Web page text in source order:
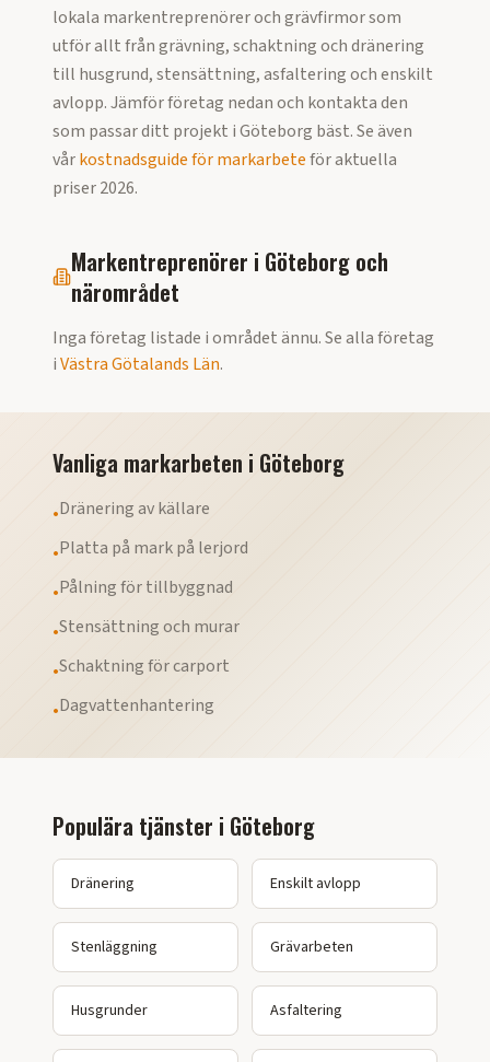
lokala markentreprenörer och grävfirmor som
utför allt från grävning, schaktning och dränering
till husgrund, stensättning, asfaltering och enskilt
avlopp. Jämför företag nedan och kontakta den
som passar ditt projekt iGöteborg bäst. Se även
vårkostnadsguide för markarbeteför aktuella
priser2026.
Markentreprenörer i Göteborg och
närområdet
Inga företag listade i området ännu. Se alla företag
iVästra Götalands Län.
Vanliga markarbeten i Göteborg
•Dränering av källare
•Platta på mark på lerjord
•Pålning för tillbyggnad
•Stensättning och murar
•Schaktning för carport
•Dagvattenhantering
Populära tjänster i Göteborg
Dränering Enskilt avlopp
Stenläggning Grävarbeten
Husgrunder Asfaltering